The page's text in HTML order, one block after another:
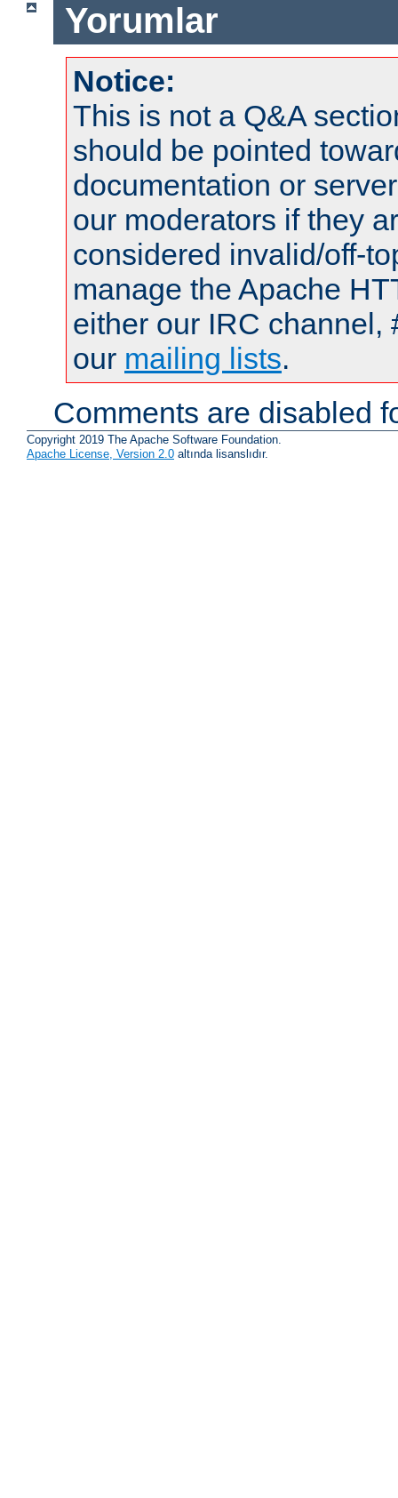
Yorumlar
Notice:
This is not a Q&A
should be pointed
documentation or
our moderators if they
considered invalid/off-
manage the Apache
either our IRC channel,
our mailing lists.
Comments are disabled
Copyright 2019 The Apache Software Foundation.
Apache License, Version 2.0 altında lisanslıdır.